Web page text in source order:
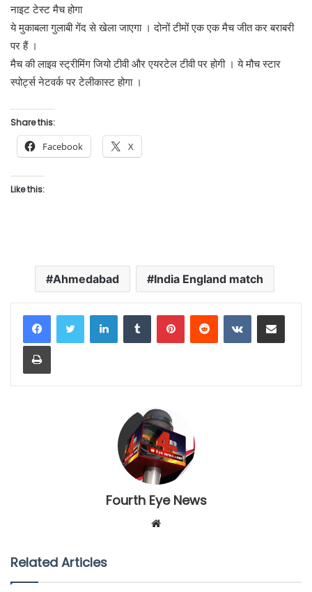
नाइट टेस्ट मैच होगा
ये मुकाबला गुलाबी गेंद से खेला जाएगा । दोनों टीमों एक एक मैच जीत कर बराबरी
पर हैं ।
मैच की लाइव स्ट्रीमिंग जियो टीवी और एयरटेल टीवी पर होगी । ये मौच स्टार
स्पोर्ट्स नेटवर्क पर टेलीकास्ट होगा ।
Share this:
Facebook X
Like this:
Ahmedabad India England match
LinkedInTumblr PinterestReddit VKontakteShare via Email
Print
Fourth Eye News
Website
Related Articles